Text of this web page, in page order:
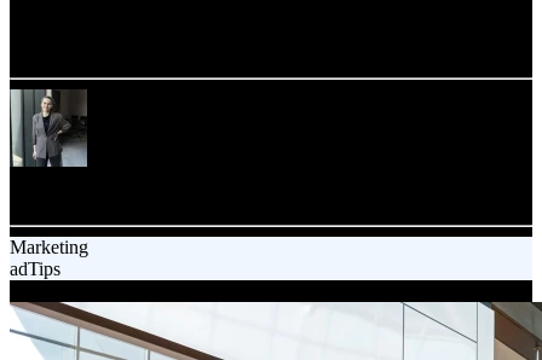
Marketing
adTips